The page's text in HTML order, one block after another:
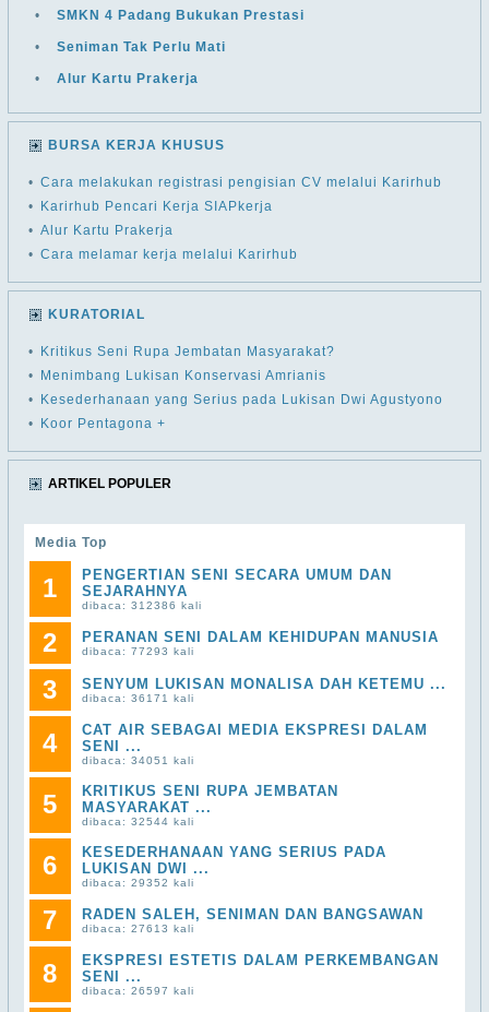
• SMKN 4 Padang Bukukan Prestasi
• Seniman Tak Perlu Mati
• Alur Kartu Prakerja
BURSA KERJA KHUSUS
• Cara melakukan registrasi pengisian CV melalui Karirhub
•
Karirhub Pencari Kerja SIAPkerja
• Alur Kartu Prakerja
• Cara melamar kerja melalui Karirhub
KURATORIAL
•
Kritikus Seni Rupa Jembatan Masyarakat?
•
Menimbang Lukisan Konservasi Amrianis
•
Kesederhanaan yang Serius pada Lukisan Dwi Agustyono
•
Koor Pentagona +
ARTIKEL POPULER
Media Top
1
PENGERTIAN SENI SECARA UMUM DAN
SEJARAHNYA
dibaca: 312386 kali
2 PERANAN SENI DALAM KEHIDUPAN MANUSIA
dibaca: 77293 kali
3 SENYUM LUKISAN MONALISA DAH KETEMU ...
dibaca: 36171 kali
4
CAT AIR SEBAGAI MEDIA EKSPRESI DALAM
SENI ...
dibaca: 34051 kali
5
KRITIKUS SENI RUPA JEMBATAN
MASYARAKAT ...
dibaca: 32544 kali
6
KESEDERHANAAN YANG SERIUS PADA
LUKISAN DWI ...
dibaca: 29352 kali
7 RADEN SALEH, SENIMAN DAN BANGSAWAN
dibaca: 27613 kali
8
EKSPRESI ESTETIS DALAM PERKEMBANGAN
SENI ...
dibaca: 26597 kali